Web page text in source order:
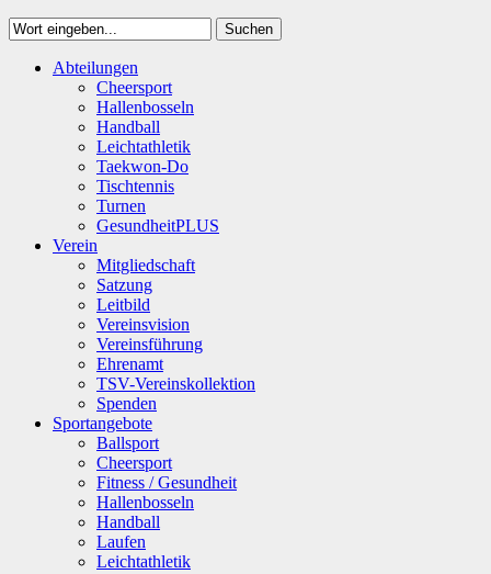
Suchen
SuchenAbteilungen
Cheersport
Hallenbosseln
Handball
Leichtathletik
Taekwon-Do
Tischtennis
Turnen
GesundheitPLUS
Verein
Mitgliedschaft
Satzung
Leitbild
Vereinsvision
Vereinsführung
Ehrenamt
TSV-Vereinskollektion
Spenden
Sportangebote
Ballsport
Cheersport
Fitness / Gesundheit
Hallenbosseln
Handball
Laufen
Leichtathletik